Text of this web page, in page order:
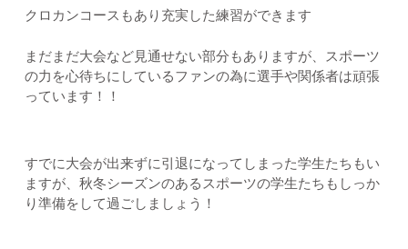
クロカンコースもあり充実した練習ができます
まだまだ大会など見通せない部分もありますが、スポーツ
の力を心待ちにしているファンの為に選手や関係者は頑張
っています！！
すでに大会が出来ずに引退になってしまった学生たちもい
ますが、秋冬シーズンのあるスポーツの学生たちもしっか
り準備をして過ごしましょう！